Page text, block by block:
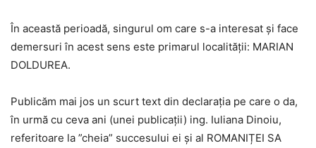
În această perioadă, singurul om care s-a interesat și face
demersuri în acest sens este primarul localității: MARIAN
DOLDUREA.
Publicăm mai jos un scurt text din declarația pe care o da,
în urmă cu ceva ani (unei publicații) ing. Iuliana Dinoiu,
referitoare la ”cheia” succesului ei și al ROMANIȚEI SA